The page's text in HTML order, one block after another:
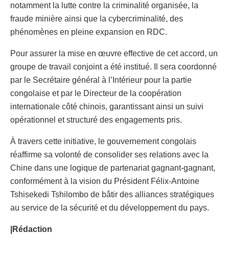
notamment la lutte contre la criminalité organisée, la
fraude minière ainsi que la cybercriminalité, des
phénomènes en pleine expansion en RDC.
Pour assurer la mise en œuvre effective de cet accord, un
groupe de travail conjoint a été institué. Il sera coordonné
par le Secrétaire général à l’Intérieur pour la partie
congolaise et par le Directeur de la coopération
internationale côté chinois, garantissant ainsi un suivi
opérationnel et structuré des engagements pris.
À travers cette initiative, le gouvernement congolais
réaffirme sa volonté de consolider ses relations avec la
Chine dans une logique de partenariat gagnant-gagnant,
conformément à la vision du Président Félix-Antoine
Tshisekedi Tshilombo de bâtir des alliances stratégiques
au service de la sécurité et du développement du pays.
|Rédaction